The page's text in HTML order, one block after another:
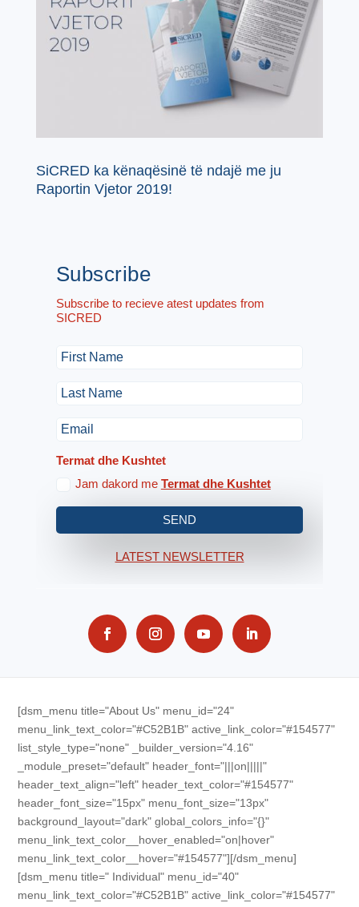
SiCRED ka kënaqësinë të ndajë me ju
Raportin Vjetor 2019!
Subscribe
Subscribe to recieve atest updates from
SICRED
Termat dhe Kushtet
Jam dakord me Termat dhe Kushtet
SEND
LATEST NEWSLETTER
[dsm_menu title="About Us" menu_id="24"
menu_link_text_color="#C52B1B" active_link_color="#154577"
list_style_type="none" _builder_version="4.16"
_module_preset="default" header_font="|||on|||||"
header_text_align="left" header_text_color="#154577"
header_font_size="15px" menu_font_size="13px"
background_layout="dark" global_colors_info="{}"
menu_link_text_color__hover_enabled="on|hover"
menu_link_text_color__hover="#154577"][/dsm_menu]
[dsm_menu title=" Individual" menu_id="40"
menu_link_text_color="#C52B1B" active_link_color="#154577"